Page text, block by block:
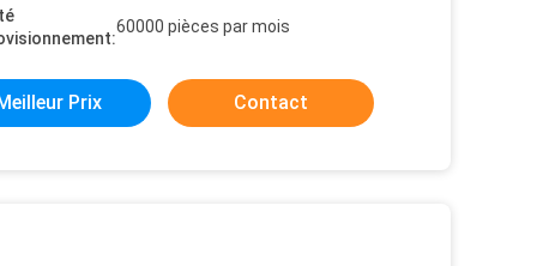
60000 pièces par mois
Prix Contact